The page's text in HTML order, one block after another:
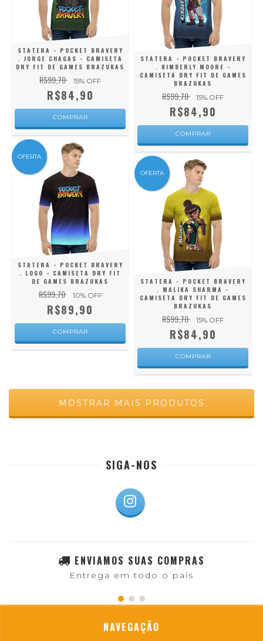
STATERA - POCKET BRAVERY
. JORGE CHAGAS - CAMISETA
DRY FIT DE GAMES BRAZUKAS
R$99,70 15% OFF
R$84,90
COMPRAR
STATERA - POCKET BRAVERY
. KIMBERLY MOORE -
CAMISETA DRY FIT DE GAMES
BRAZUKAS
R$99,70 15% OFF
R$84,90
COMPRAR
OFERTA
STATERA - POCKET BRAVERY
. LOGO - CAMISETA DRY FIT
DE GAMES BRAZUKAS
R$99,70 10% OFF
R$89,90
COMPRAR
OFERTA
STATERA - POCKET BRAVERY
. MALIKA SHARMA -
CAMISETA DRY FIT DE GAMES
BRAZUKAS
R$99,70 15% OFF
R$84,90
COMPRAR
MOSTRAR MAIS PRODUTOS
SIGA-NOS
ENVIAMOS SUAS COMPRAS
Entrega em todo o país
NAVEGAÇÃO